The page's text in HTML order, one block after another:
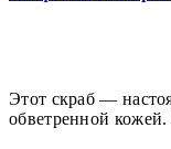
Этот скраб —
обветренной кожей.